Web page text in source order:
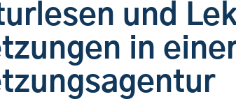
und
in